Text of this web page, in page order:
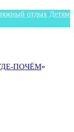
отдых Детям
ПОЧЁМ»